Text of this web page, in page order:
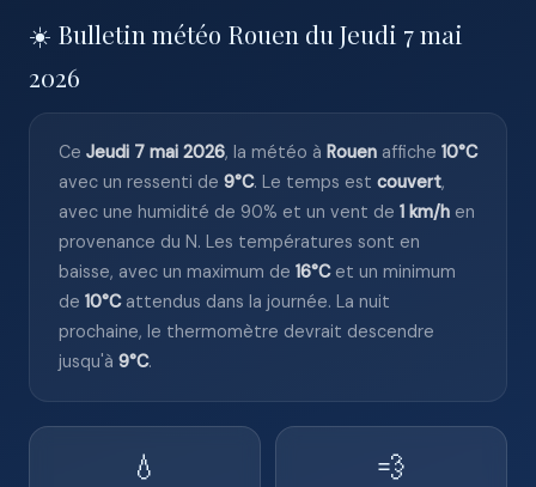
☀️ Bulletin météo Rouen du Jeudi 7 mai
2026
Ce Jeudi 7 mai 2026, la météo à Rouen affiche 10°C
avec un ressenti de 9°C. Le temps est couvert,
avec une humidité de 90% et un vent de 1 km/h en
provenance du N. Les températures sont en
baisse, avec un maximum de 16°Cet un minimum
de 10°Cattendus dans la journée. La nuit
prochaine, le thermomètre devrait descendre
jusqu'à 9°C.
💧 💨